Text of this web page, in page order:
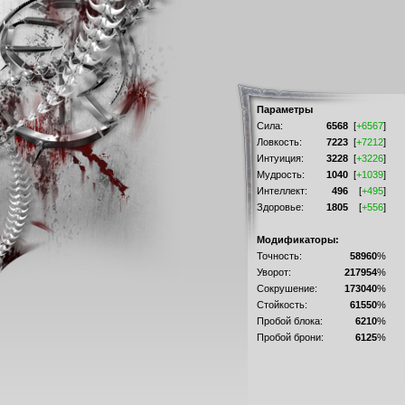
Параметры
Сила:
6568 [+6567]
Ловкость:
7223 [+7212]
Интуиция:
3228 [+3226]
Мудрость:
1040 [+1039]
Интеллект:
496 [+495]
Здоровье:
1805 [+556]
Модификаторы:
Точность:
58960%
Уворот:
217954%
Сокрушение:
173040%
Стойкость:
61550%
Пробой блока:
6210%
Пробой брони:
6125%